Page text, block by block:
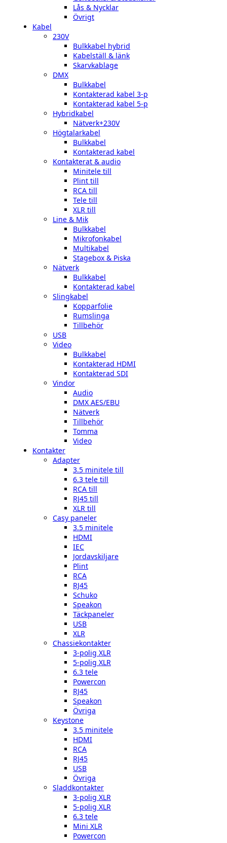
Lås & Nycklar
Övrigt
Kabel
230V
Bulkkabel hybrid
Kabelställ & länk
Skarvkablage
DMX
Bulkkabel
Kontakterad kabel 3-p
Kontakterad kabel 5-p
Hybridkabel
Nätverk+230V
Högtalarkabel
Bulkkabel
Kontakterad kabel
Kontakterat & audio
Minitele till
Plint till
RCA till
Tele till
XLR till
Line & Mik
Bulkkabel
Mikrofonkabel
Multikabel
Stagebox & Piska
Nätverk
Bulkkabel
Kontakterad kabel
Slingkabel
Kopparfolie
Rumslinga
Tillbehör
USB
Video
Bulkkabel
Kontakterad HDMI
Kontakterad SDI
Vindor
Audio
DMX AES/EBU
Nätverk
Tillbehör
Tomma
Video
Kontakter
Adapter
3.5 minitele till
6.3 tele till
RCA till
RJ45 till
XLR till
Casy paneler
3.5 minitele
HDMI
IEC
Jordavskiljare
Plint
RCA
RJ45
Schuko
Speakon
Täckpaneler
USB
XLR
Chassiekontakter
3-polig XLR
5-polig XLR
6.3 tele
Powercon
RJ45
Speakon
Övriga
Keystone
3.5 minitele
HDMI
RCA
RJ45
USB
Övriga
Sladdkontakter
3-polig XLR
5-polig XLR
6.3 tele
Mini XLR
Powercon